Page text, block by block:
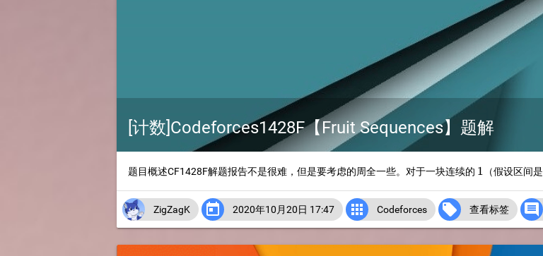
[计数]Codeforces1428F【Fruit Sequences】题解
题目概述CF1428F解题报告不是很难，但是要考虑的周全一些。对于一块连续的 1
1 （假设区间是
ZigZagK  2020年10月20日 17:47  Codeforces  查看标签 